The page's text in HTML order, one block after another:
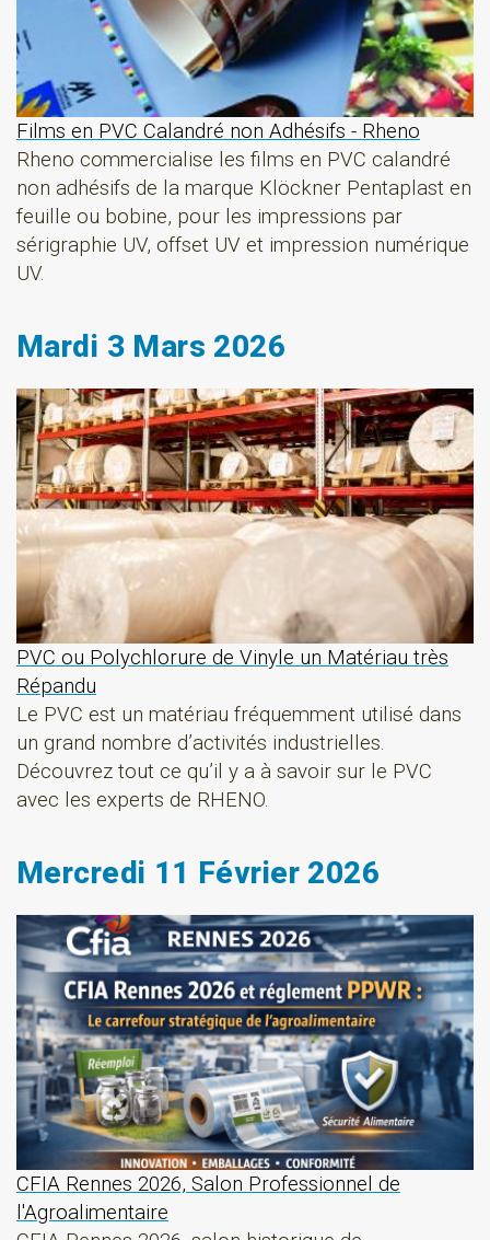
Films en PVC Calandré non Adhésifs - Rheno
Rheno commercialise les films en PVC calandré
non adhésifs de la marque Klöckner Pentaplast en
feuille ou bobine, pour les impressions par
sérigraphie UV, offset UV et impression numérique
UV.
Mardi 3 Mars 2026
PVC ou Polychlorure de Vinyle un Matériau très
Répandu
Le PVC est un matériau fréquemment utilisé dans
un grand nombre d’activités industrielles.
Découvrez tout ce qu’il y a à savoir sur le PVC
avec les experts de RHENO.
Mercredi 11 Février 2026
CFIA Rennes 2026, Salon Professionnel de
l'Agroalimentaire